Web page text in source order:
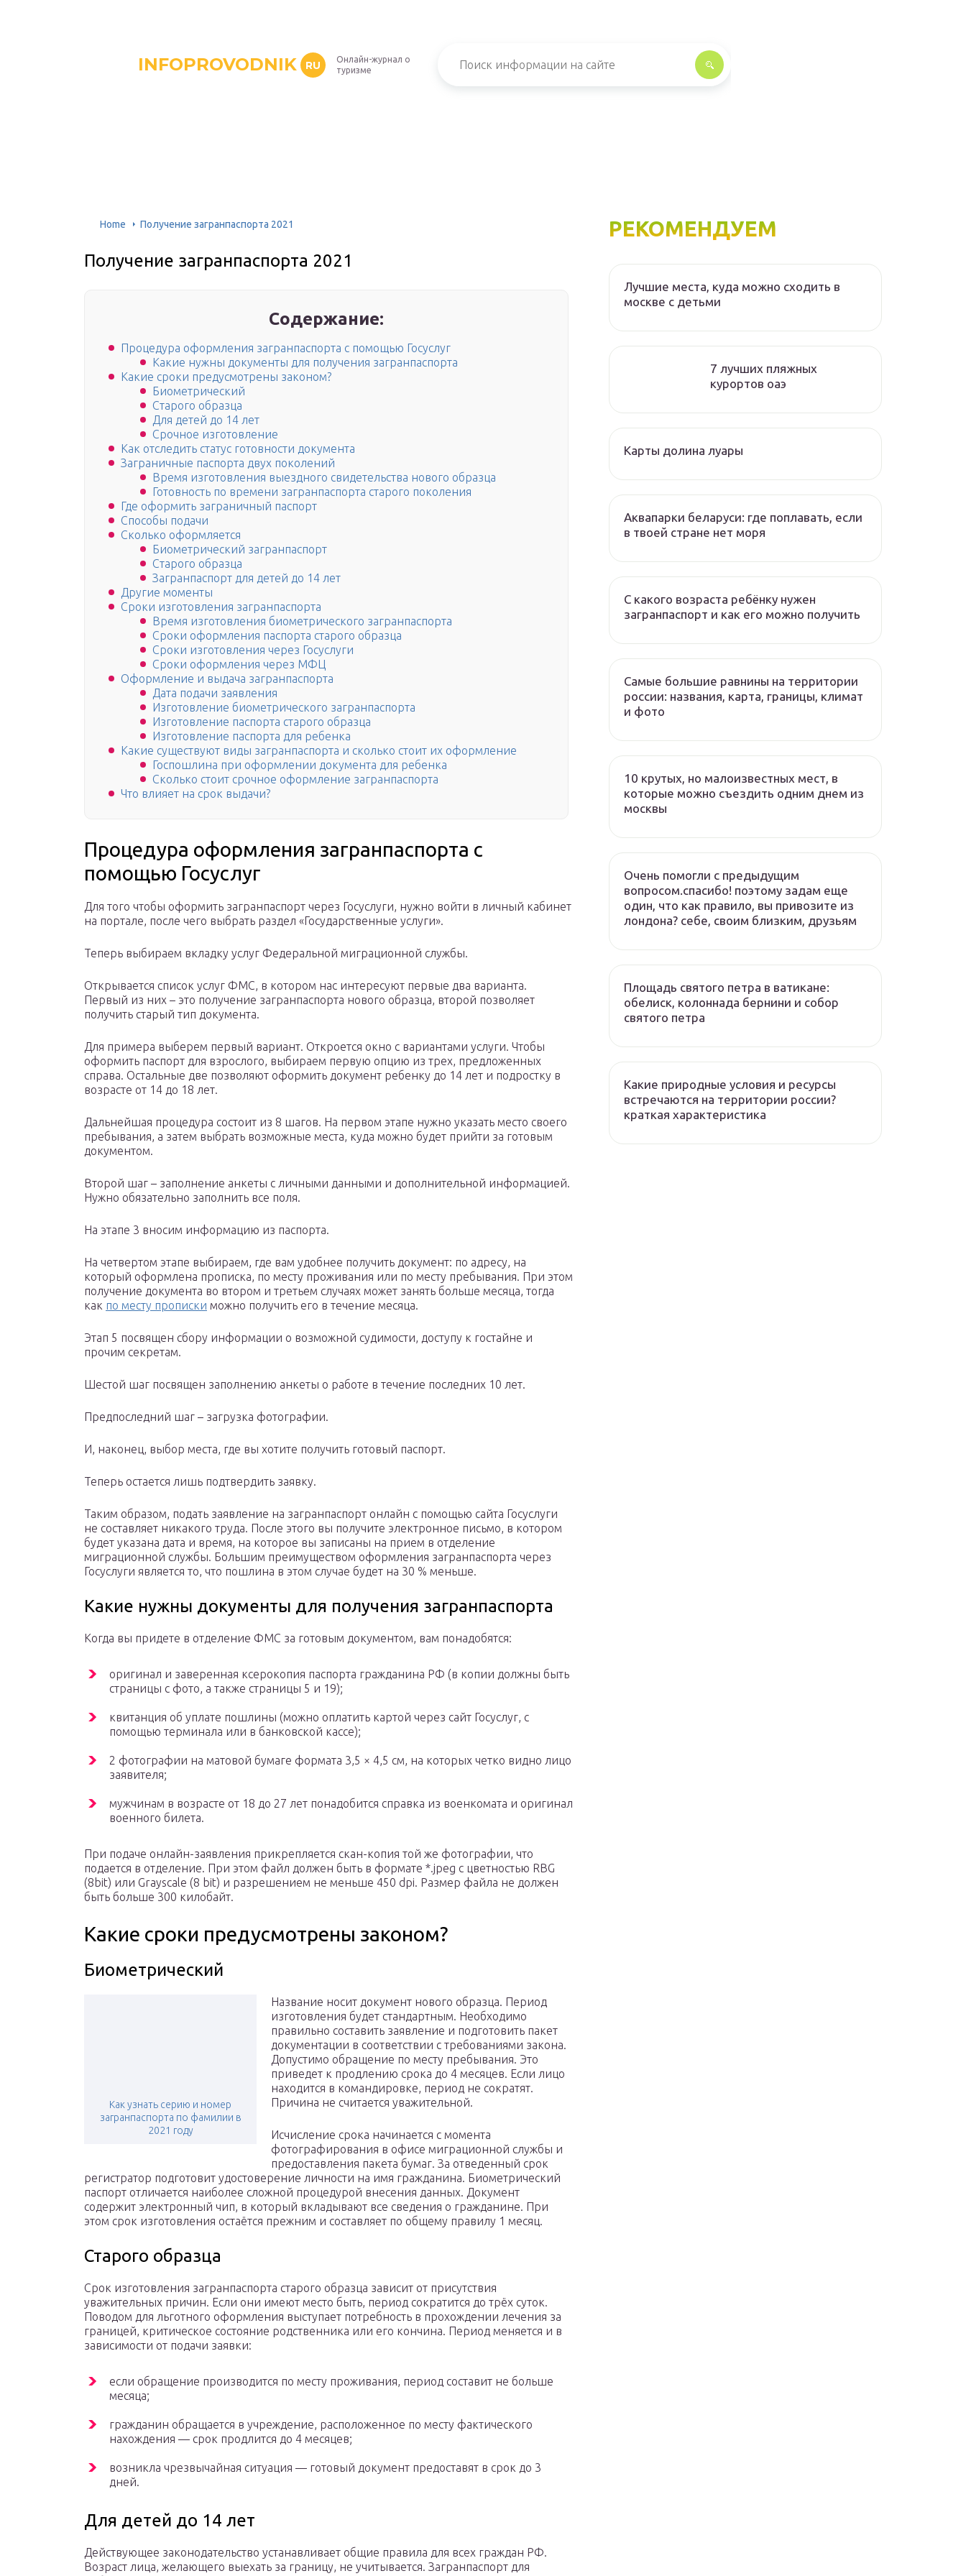
INFOPROVODNIK RU
Онлайн-журнал о
туризме
Home Получение загранпаспорта 2021
Получение загранпаспорта 2021
Содержание:
Процедура оформления загранпаспорта с помощью Госуслуг
Какие нужны документы для получения загранпаспорта
Какие сроки предусмотрены законом?
Биометрический
Старого образца
Для детей до 14 лет
Срочное изготовление
Как отследить статус готовности документа
Заграничные паспорта двух поколений
Время изготовления выездного свидетельства нового образца
Готовность по времени загранпаспорта старого поколения
Где оформить заграничный паспорт
Способы подачи
Сколько оформляется
Биометрический загранпаспорт
Старого образца
Загранпаспорт для детей до 14 лет
Другие моменты
Сроки изготовления загранпаспорта
Время изготовления биометрического загранпаспорта
Сроки оформления паспорта старого образца
Сроки изготовления через Госуслуги
Сроки оформления через МФЦ
Оформление и выдача загранпаспорта
Дата подачи заявления
Изготовление биометрического загранпаспорта
Изготовление паспорта старого образца
Изготовление паспорта для ребенка
Какие существуют виды загранпаспорта и сколько стоит их оформление
Госпошлина при оформлении документа для ребенка
Сколько стоит срочное оформление загранпаспорта
Что влияет на срок выдачи?
Процедура оформления загранпаспорта с
помощью Госуслуг
Для того чтобы оформить загранпаспорт через Госуслуги, нужно войти в личный кабинет
на портале, после чего выбрать раздел «Государственные услуги».
Теперь выбираем вкладку услуг Федеральной миграционной службы.
Открывается список услуг ФМС, в котором нас интересуют первые два варианта.
Первый из них – это получение загранпаспорта нового образца, второй позволяет
получить старый тип документа.
Для примера выберем первый вариант. Откроется окно с вариантами услуги. Чтобы
оформить паспорт для взрослого, выбираем первую опцию из трех, предложенных
справа. Остальные две позволяют оформить документ ребенку до 14 лет и подростку в
возрасте от 14 до 18 лет.
Дальнейшая процедура состоит из 8 шагов. На первом этапе нужно указать место своего
пребывания, а затем выбрать возможные места, куда можно будет прийти за готовым
документом.
Второй шаг – заполнение анкеты с личными данными и дополнительной информацией.
Нужно обязательно заполнить все поля.
На этапе 3 вносим информацию из паспорта.
На четвертом этапе выбираем, где вам удобнее получить документ: по адресу, на
который оформлена прописка, по месту проживания или по месту пребывания. При этом
получение документа во втором и третьем случаях может занять больше месяца, тогда
как по месту прописки можно получить его в течение месяца.
Этап 5 посвящен сбору информации о возможной судимости, доступу к гостайне и
прочим секретам.
Шестой шаг посвящен заполнению анкеты о работе в течение последних 10 лет.
Предпоследний шаг – загрузка фотографии.
И, наконец, выбор места, где вы хотите получить готовый паспорт.
Теперь остается лишь подтвердить заявку.
Таким образом, подать заявление на загранпаспорт онлайн с помощью сайта Госуслуги
не составляет никакого труда. После этого вы получите электронное письмо, в котором
будет указана дата и время, на которое вы записаны на прием в отделение
миграционной службы. Большим преимуществом оформления загранпаспорта через
Госуслуги является то, что пошлина в этом случае будет на 30 % меньше.
Какие нужны документы для получения загранпаспорта
Когда вы придете в отделение ФМС за готовым документом, вам понадобятся:
оригинал и заверенная ксерокопия паспорта гражданина РФ (в копии должны быть
страницы с фото, а также страницы 5 и 19);
квитанция об уплате пошлины (можно оплатить картой через сайт Госуслуг, с
помощью терминала или в банковской кассе);
2 фотографии на матовой бумаге формата 3,5 × 4,5 см, на которых четко видно лицо
заявителя;
мужчинам в возрасте от 18 до 27 лет понадобится справка из военкомата и оригинал
военного билета.
При подаче онлайн-заявления прикрепляется скан-копия той же фотографии, что
подается в отделение. При этом файл должен быть в формате *.jpeg с цветностью RBG
(8bit) или Grayscale (8 bit) и разрешением не меньше 450 dpi. Размер файла не должен
быть больше 300 килобайт.
Какие сроки предусмотрены законом?
Биометрический
Как узнать серию и номер
загранпаспорта по фамилии в
2021 году
Название носит документ нового образца. Период
изготовления будет стандартным. Необходимо
правильно составить заявление и подготовить пакет
документации в соответствии с требованиями закона.
Допустимо обращение по месту пребывания. Это
приведет к продлению срока до 4 месяцев. Если лицо
находится в командировке, период не сократят.
Причина не считается уважительной.
Исчисление срока начинается с момента
фотографирования в офисе миграционной службы и
предоставления пакета бумаг. За отведенный срок
регистратор подготовит удостоверение личности на имя гражданина. Биометрический
паспорт отличается наиболее сложной процедурой внесения данных. Документ
содержит электронный чип, в который вкладывают все сведения о гражданине. При
этом срок изготовления остаётся прежним и составляет по общему правилу 1 месяц.
Старого образца
Срок изготовления загранпаспорта старого образца зависит от присутствия
уважительных причин. Если они имеют место быть, период сократится до трёх суток.
Поводом для льготного оформления выступает потребность в прохождении лечения за
границей, критическое состояние родственника или его кончина. Период меняется и в
зависимости от подачи заявки:
если обращение производится по месту проживания, период составит не больше
месяца;
гражданин обращается в учреждение, расположенное по месту фактического
нахождения — срок продлится до 4 месяцев;
возникла чрезвычайная ситуация — готовый документ предоставят в срок до 3
дней.
Для детей до 14 лет
Действующее законодательство устанавливает общие правила для всех граждан РФ.
Возраст лица, желающего выехать за границу, не учитывается. Загранпаспорт для
РЕКОМЕНДУЕМ
Лучшие места, куда можно сходить в
москве с детьми
7 лучших пляжных
курортов оаэ
Карты долина луары
Аквапарки беларуси: где поплавать, если
в твоей стране нет моря
С какого возраста ребёнку нужен
загранпаспорт и как его можно получить
Самые большие равнины на территории
россии: названия, карта, границы, климат
и фото
10 крутых, но малоизвестных мест, в
которые можно съездить одним днем из
москвы
Очень помогли с предыдущим
вопросом.спасибо! поэтому задам еще
один, что как правило, вы привозите из
лондона? себе, своим близким, друзьям
Площадь святого петра в ватикане:
обелиск, колоннада бернини и собор
святого петра
Какие природные условия и ресурсы
встречаются на территории россии?
краткая характеристика